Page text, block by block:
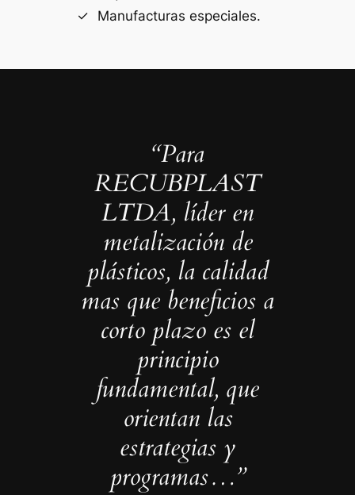
Manufacturas especiales.
“Para
RECUBPLAST
LTDA, líder en
metalización de
plásticos, la calidad
mas que beneficios a
corto plazo es el
principio
fundamental, que
orientan las
estrategias y
programas…”